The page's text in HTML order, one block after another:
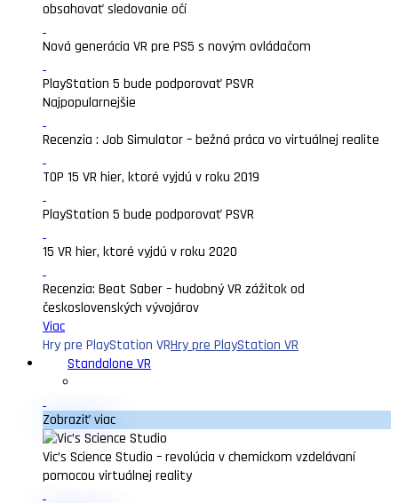
obsahovať sledovanie očí
Nová generácia VR pre PS5 s novým ovládačom
PlayStation 5 bude podporovať PSVR
Najpopularnejšie
Recenzia : Job Simulator – bežná práca vo virtuálnej realite
TOP 15 VR hier, ktoré vyjdú v roku 2019
PlayStation 5 bude podporovať PSVR
15 VR hier, ktoré vyjdú v roku 2020
Recenzia: Beat Saber – hudobný VR zážitok od
československých vývojárov
Viac
Hry pre PlayStation VRHry pre PlayStation VR
Standalone VR
Zobraziť viac
Vic’s Science Studio – revolúcia v chemickom vzdelávaní
pomocou virtuálnej reality